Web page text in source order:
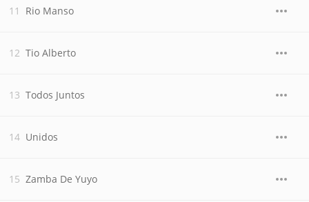
Rio Manso
Tio Alberto
Todos Juntos
Unidos
Zamba De Yuyo